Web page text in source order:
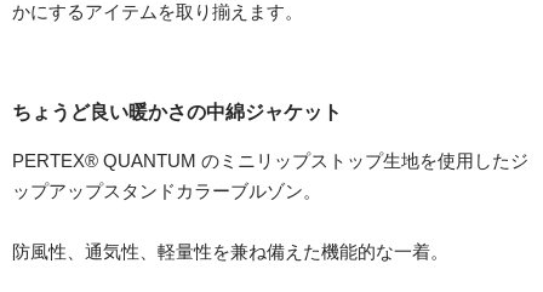
かにするアイテムを取り揃えます。
ちょうど良い暖かさの中綿ジャケット
PERTEX® QUANTUM のミニリップストップ生地を使用したジ
ップアップスタンドカラーブルゾン。
防風性、通気性、軽量性を兼ね備えた機能的な一着。